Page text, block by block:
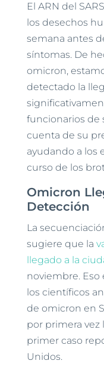
El ARN del
los desechos
semana antes
síntomas. De
omicron,
detectado la
funcionarios de
cuenta de su
ayudando a los
curso de los
Omicron
Detección
La
sugiere que la
llegado a la
noviembre. Eso
los científicos
de omicron en
por primera vez
primer caso
Unidos.